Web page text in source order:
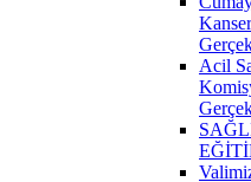
Acil